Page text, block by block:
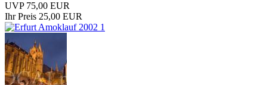
UVP 75,00 EUR
Ihr Preis 25,00 EUR